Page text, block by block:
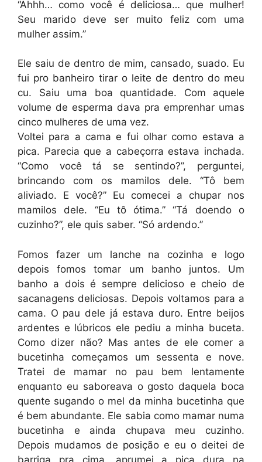
“Ahhh… como você é deliciosa… que mulher!
Seu marido deve ser muito feliz com uma
mulher assim.”
Ele saiu de dentro de mim, cansado, suado. Eu
fui pro banheiro tirar o leite de dentro do meu
cu. Saiu uma boa quantidade. Com aquele
volume de esperma dava pra emprenhar umas
cinco mulheres de uma vez.
Voltei para a cama e fui olhar como estava a
pica. Parecia que a cabeçorra estava inchada.
“Como você tá se sentindo?”, perguntei,
brincando com os mamilos dele. “Tô bem
aliviado. E você?” Eu comecei a chupar nos
mamilos dele. “Eu tô ótima.” “Tá doendo o
cuzinho?”, ele quis saber. “Só ardendo.”
Fomos fazer um lanche na cozinha e logo
depois fomos tomar um banho juntos. Um
banho a dois é sempre delicioso e cheio de
sacanagens deliciosas. Depois voltamos para a
cama. O pau dele já estava duro. Entre beijos
ardentes e lúbricos ele pediu a minha buceta.
Como dizer não? Mas antes de ele comer a
bucetinha começamos um sessenta e nove.
Tratei de mamar no pau bem lentamente
enquanto eu saboreava o gosto daquela boca
quente sugando o mel da minha bucetinha que
é bem abundante. Ele sabia como mamar numa
bucetinha e ainda chupava meu cuzinho.
Depois mudamos de posição e eu o deitei de
barriga pra cima, aprumei a pica dura na